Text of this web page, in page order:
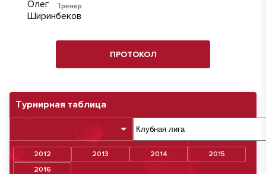
Турнирная таблица
2012 2013 2014
2015
2016
Тренер
ПРОТОКОЛ